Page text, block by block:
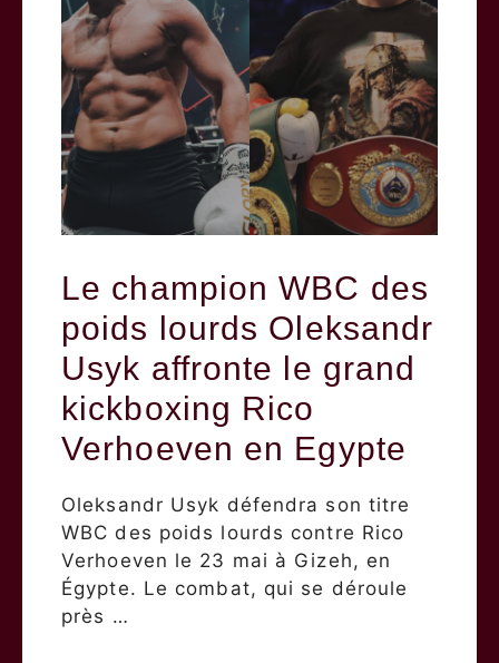
Le champion WBC des
poids lourds Oleksandr
Usyk affronte le grand
kickboxing Rico
Verhoeven en Egypte
Oleksandr Usyk défendra son titre
WBC des poids lourds contre Rico
Verhoeven le 23 mai à Gizeh, en
Égypte. Le combat, qui se déroule
près …